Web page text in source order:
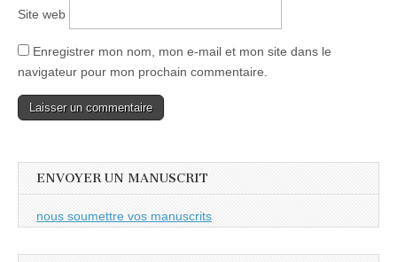
Site web
Enregistrer mon nom, mon e-mail et mon site dans le
navigateur pour mon prochain commentaire.
ENVOYER UN MANUSCRIT
nous soumettre vos manuscrits